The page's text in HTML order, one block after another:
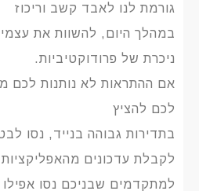
גורמת לנו לאבד קשב וריכוז
במהלך היום, להשוות את
ניכרת של פרודוקטיביות.
אם ההתראות לא נותנות לכם
לכם להציץ
בתדירות גבוהה בנייד, נסו
לקבלת עדכונים
למתקדמים שבניכם נסו